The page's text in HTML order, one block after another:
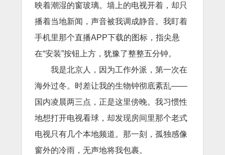
映着潮湿的窗玻璃。墙上的电视开着，却只
播着当地新闻，声音被我调成静音。我盯着
手机里那个直播APP下载的图标，指尖悬
在“安装”按钮上方，犹豫了整整五分钟。
我是北京人，因为工作外派，第一次在
海外过冬。时差让我的生物钟彻底紊乱——
国内凌晨两三点，正是这里傍晚。我习惯性
地想打开电视看球，却发现房间里那个老式
电视只有几个本地频道。那一刻，孤独感像
窗外的冷雨，无声地将我包裹。